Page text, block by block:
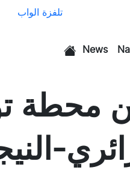
تلفزة الواب
News
محطة